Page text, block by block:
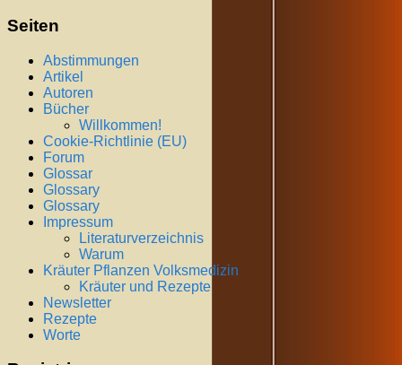
Seiten
Abstimmungen
Artikel
Autoren
Bücher
Willkommen!
Cookie-Richtlinie (EU)
Forum
Glossar
Glossary
Glossary
Impressum
Literaturverzeichnis
Warum
Kräuter Pflanzen Volksmedizin
Kräuter und Rezepte
Newsletter
Rezepte
Worte